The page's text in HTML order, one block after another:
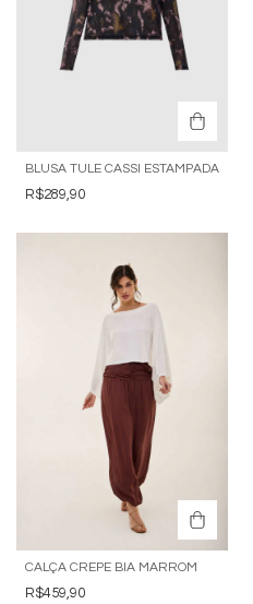
BLUSA TULE CASSI ESTAMPADA
R$289,90
CALÇA CREPE BIA MARROM
R$459,90